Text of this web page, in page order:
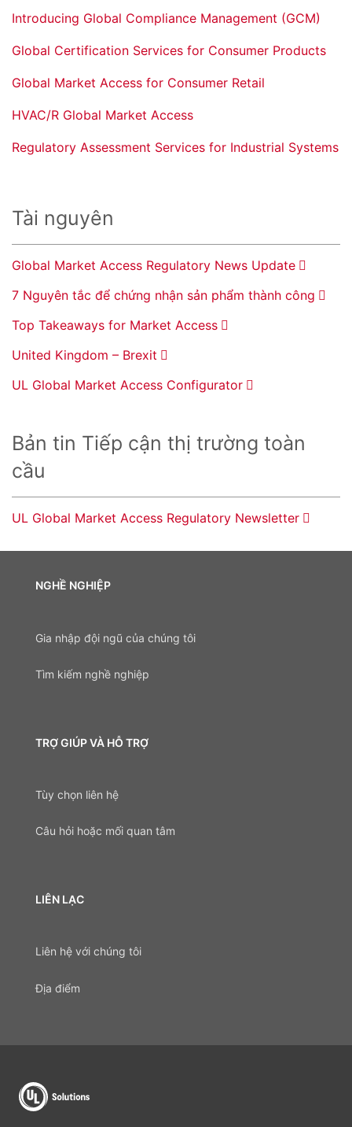
Introducing Global Compliance Management (GCM)
Global Certification Services for Consumer Products
Global Market Access for Consumer Retail
HVAC/R Global Market Access
Regulatory Assessment Services for Industrial Systems
Tài nguyên
Global Market Access Regulatory News Update
7 Nguyên tắc để chứng nhận sản phẩm thành công
Top Takeaways for Market Access
United Kingdom – Brexit
UL Global Market Access Configurator
Bản tin Tiếp cận thị trường toàn
cầu
UL Global Market Access Regulatory Newsletter
NGHỀ NGHIỆP
Gia nhập đội ngũ của chúng tôi
Tìm kiếm nghề nghiệp
TRỢ GIÚP VÀ HỖ TRỢ
Tùy chọn liên hệ
Câu hỏi hoặc mối quan tâm
LIÊN LẠC
Liên hệ với chúng tôi
Địa điểm